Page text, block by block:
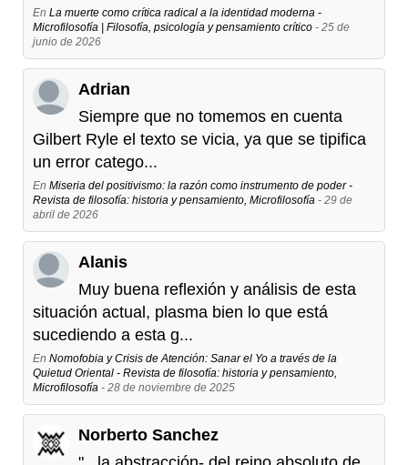
En La muerte como crítica radical a la identidad moderna -
Microfilosofía | Filosofía, psicología y pensamiento crítico - 25 de
junio de 2026
Adrian
Siempre que no tomemos en cuenta
Gilbert Ryle el texto se vicia, ya que se tipifica
un error catego...
En Miseria del positivismo: la razón como instrumento de poder -
Revista de filosofía: historia y pensamiento, Microfilosofía - 29 de
abril de 2026
Alanis
Muy buena reflexión y análisis de esta
situación actual, plasma bien lo que está
sucediendo a esta g...
En Nomofobia y Crisis de Atención: Sanar el Yo a través de la
Quietud Oriental - Revista de filosofía: historia y pensamiento,
Microfilosofía - 28 de noviembre de 2025
Norberto Sanchez